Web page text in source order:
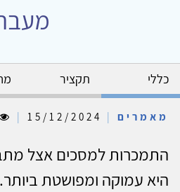
כללי תקציר
מאמרים |
|
התמכרות למסכים אצל
היא עמוקה ומפושטת